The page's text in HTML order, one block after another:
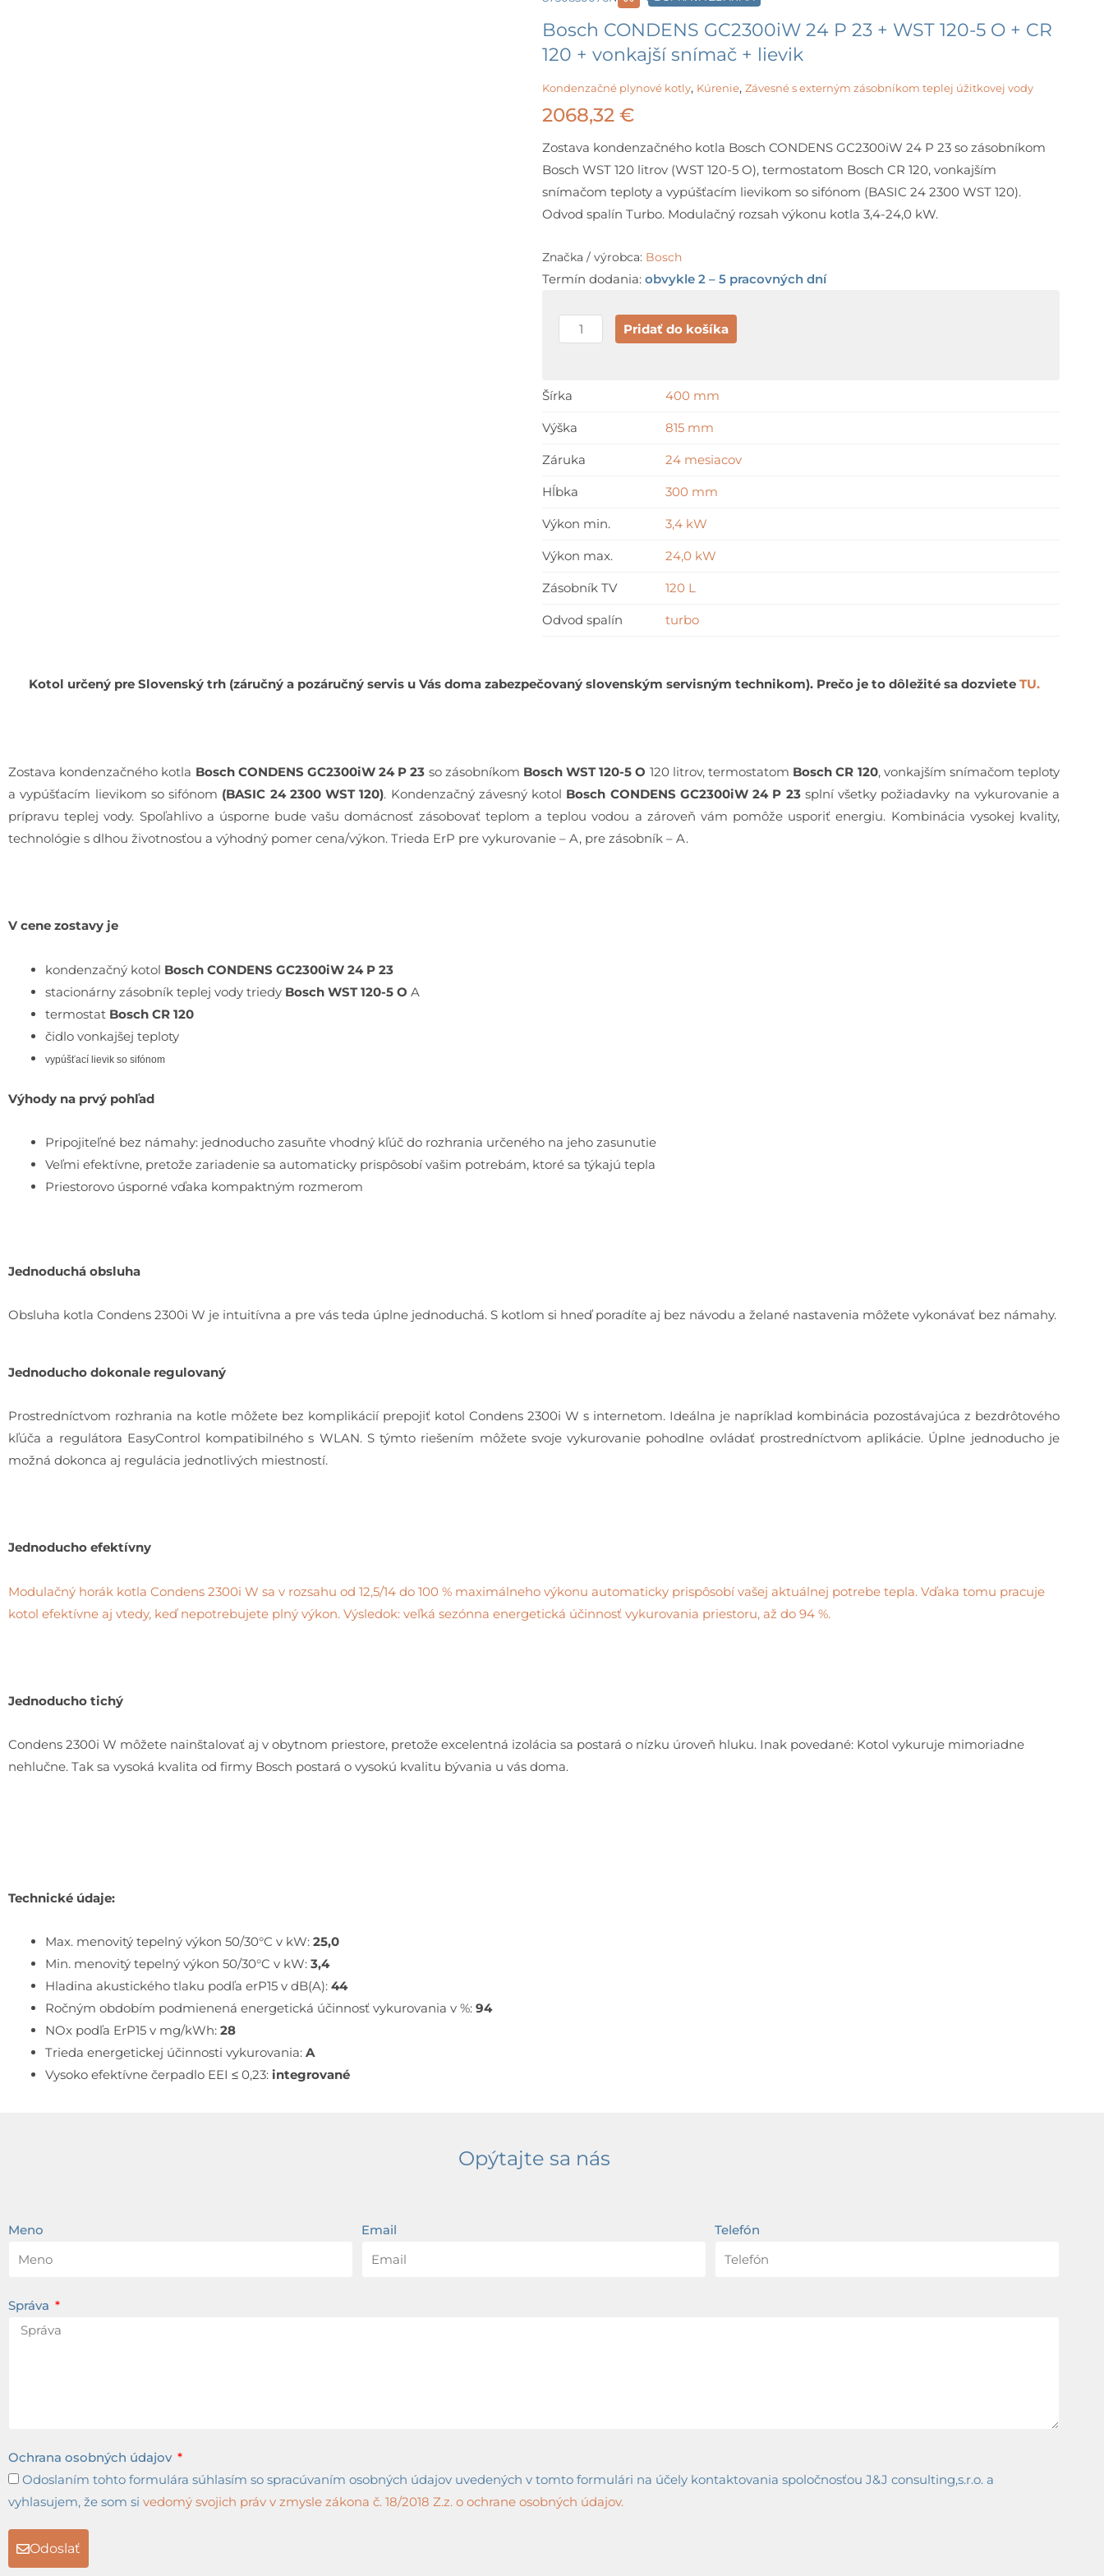
Bosch CONDENS GC2300iW 24 P 23 + WST 120-5 O + CR
120 + vonkajší snímač + lievik
Kondenzačné plynové kotly, Kúrenie, Závesné s externým zásobníkom teplej úžitkovej vody
2068,32 €
Zostava kondenzačného kotla Bosch CONDENS GC2300iW 24 P 23 so zásobníkom
Bosch WST 120 litrov (WST 120-5 O), termostatom Bosch CR 120, vonkajším
snímačom teploty a vypúšťacím lievikom so sifónom (BASIC 24 2300 WST 120).
Odvod spalín Turbo. Modulačný rozsah výkonu kotla 3,4-24,0 kW.
Značka / výrobca: Bosch
Termín dodania: obvykle 2 – 5 pracovných dní
množstvo
Bosch
GC2300iW
P
23
120-
+
CR
vonkajší
Pridať do košíka
Šírka 400 mm
Výška 815 mm
Záruka 24 mesiacov
Hĺbka 300 mm
Výkon min. 3,4 kW
Výkon max. 24,0 kW
Zásobník TV 120 L
Odvod spalín turbo
Kotol určený pre Slovenský trh (záručný a pozáručný servis u Vás doma zabezpečovaný slovenským servisným technikom). Prečo je to dôležité sa dozviete TU.
Zostava kondenzačného kotla Bosch CONDENS GC2300iW 24 P 23 so zásobníkom Bosch WST 120-5 O 120 litrov, termostatom Bosch CR 120, vonkajším snímačom teploty
a vypúšťacím lievikom so sifónom (BASIC 24 2300 WST 120). Kondenzačný závesný kotol Bosch CONDENS GC2300iW 24 P 23 splní všetky požiadavky na vykurovanie a
prípravu teplej vody. Spoľahlivo a úsporne bude vašu domácnosť zásobovať teplom a teplou vodou a zároveň vám pomôže usporiť energiu. Kombinácia vysokej kvality,
technológie s dlhou životnosťou a výhodný pomer cena/výkon. Trieda ErP pre vykurovanie – A, pre zásobník – A.
V cene zostavy je
kondenzačný kotol Bosch CONDENS GC2300iW 24 P 23
stacionárny zásobník teplej vody triedy Bosch WST 120-5 O A
termostat Bosch CR 120
čidlo vonkajšej teploty
vypúšťací lievik so sifónom
Výhody na prvý pohľad
Pripojiteľné bez námahy: jednoducho zasuňte vhodný kľúč do rozhrania určeného na jeho zasunutie
Veľmi efektívne, pretože zariadenie sa automaticky prispôsobí vašim potrebám, ktoré sa týkajú tepla
Priestorovo úsporné vďaka kompaktným rozmerom
Jednoduchá obsluha
Obsluha kotla Condens 2300i W je intuitívna a pre vás teda úplne jednoduchá. S kotlom si hneď poradíte aj bez návodu a želané nastavenia môžete vykonávať bez námahy.
Jednoducho dokonale regulovaný
Prostredníctvom rozhrania na kotle môžete bez komplikácií prepojiť kotol Condens 2300i W s internetom. Ideálna je napríklad kombinácia pozostávajúca z bezdrôtového
kľúča a regulátora EasyControl kompatibilného s WLAN. S týmto riešením môžete svoje vykurovanie pohodlne ovládať prostredníctvom aplikácie. Úplne jednoducho je
možná dokonca aj regulácia jednotlivých miestností.
Jednoducho efektívny
Modulačný horák kotla Condens 2300i W sa v rozsahu od 12,5/14 do 100 % maximálneho výkonu automaticky prispôsobí vašej aktuálnej potrebe tepla. Vďaka tomu pracuje
kotol efektívne aj vtedy, keď nepotrebujete plný výkon. Výsledok: veľká sezónna energetická účinnosť vykurovania priestoru, až do 94 %.
Jednoducho tichý
Condens 2300i W môžete nainštalovať aj v obytnom priestore, pretože excelentná izolácia sa postará o nízku úroveň hluku. Inak povedané: Kotol vykuruje mimoriadne
nehlučne. Tak sa vysoká kvalita od firmy Bosch postará o vysokú kvalitu bývania u vás doma.
Technické údaje:
Max. menovitý tepelný výkon 50/30°C v kW: 25,0
Min. menovitý tepelný výkon 50/30°C v kW: 3,4
Hladina akustického tlaku podľa erP15 v dB(A): 44
Ročným obdobím podmienená energetická účinnosť vykurovania v %: 94
NOx podľa ErP15 v mg/kWh: 28
Trieda energetickej účinnosti vykurovania: A
Vysoko efektívne čerpadlo EEI ≤ 0,23: integrované
Opýtajte sa nás
Meno Email Telefón
Správa
Ochrana osobných údajov
Odoslaním tohto formulára súhlasím so spracúvaním osobných údajov uvedených v tomto formulári na účely kontaktovania spoločnosťou J&J consulting,s.r.o. a
vyhlasujem, že som si vedomý svojich práv v zmysle zákona č. 18/2018 Z.z. o ochrane osobných údajov.
Odoslať